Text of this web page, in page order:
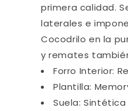
primera calidad.
laterales e
Cocodrilo en la
y remates
Forro Interior:
Plantilla:
Suela: Sintética